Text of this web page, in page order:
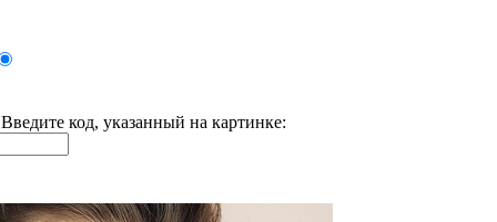
Введите код, указанный на картинке: